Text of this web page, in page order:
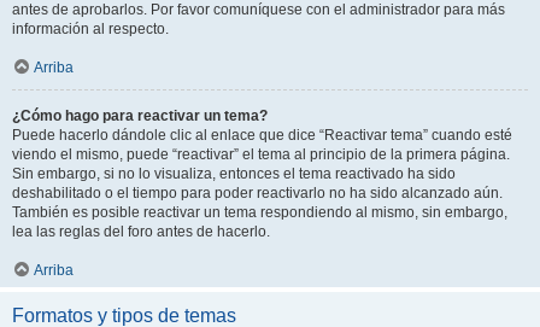
antes de aprobarlos. Por favor comuníquese con el administrador para más
información al respecto.
Arriba
¿Cómo hago para reactivar un tema?
Puede hacerlo dándole clic al enlace que dice “Reactivar tema” cuando esté
viendo el mismo, puede “reactivar” el tema al principio de la primera página.
Sin embargo, si no lo visualiza, entonces el tema reactivado ha sido
deshabilitado o el tiempo para poder reactivarlo no ha sido alcanzado aún.
También es posible reactivar un tema respondiendo al mismo, sin embargo,
lea las reglas del foro antes de hacerlo.
Arriba
Formatos y tipos de temas